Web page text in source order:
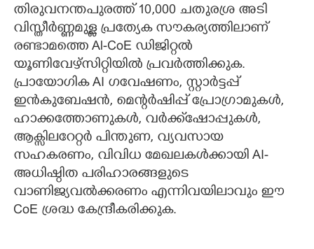
തിരുവനന്തപുരത്ത് 10,000 ചതുരശ്ര അടി
വിസ്തീർണ്ണമുള്ള പ്രത്യേക സൗകര്യത്തിലാണ്
രണ്ടാമത്തെ Al-CoE ഡിജിറ്റൽ
യൂണിവേഴ്സിറ്റിയിൽ പ്രവർത്തിക്കുക.
പ്രായോഗിക AI ഗവേഷണം, സ്റ്റാർട്ടപ്പ്
ഇൻകുബേഷൻ, മെന്റർഷിപ്പ് പ്രോഗ്രാമുകൾ,
ഹാക്കത്തോണുകൾ, വർക്ക്ഷോപ്പുകൾ,
ആക്സിലറേറ്റർ പിന്തുണ, വ്യവസായ
സഹകരണം, വിവിധ മേഖലകൾക്കായി AI-
അധിഷ്ഠിത പരിഹാരങ്ങളുടെ
വാണിജ്യവൽക്കരണം എന്നിവയിലാവും ഈ
CoE ശ്രദ്ധ കേന്ദ്രീകരിക്കുക.